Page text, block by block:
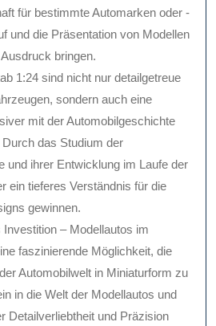
für bestimmte Automarken oder -
und die Präsentation von Modellen
bringen.
1:24 sind nicht nur detailgetreue
sondern auch eine
mit der Automobilgeschichte
das Studium der
und ihrer Entwicklung im Laufe der
ein tieferes Verständnis für die
gewinnen.
– Modellautos im
faszinierende Möglichkeit, die
Automobilwelt in Miniaturform zu
in die Welt der Modellautos und
Detailverliebtheit und Präzision